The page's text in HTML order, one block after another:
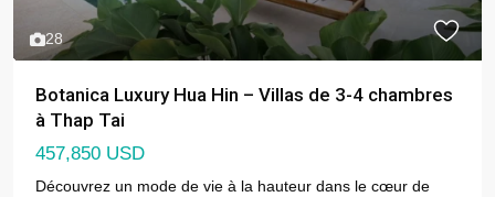
28
Botanica Luxury Hua Hin – Villas de 3-4 chambres
à Thap Tai
457,850 USD
Découvrez un mode de vie à la hauteur dans le cœur de